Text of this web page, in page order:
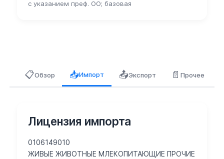
с указанием преф. ОО; базовая
📋Обзор 📥Импорт 📤Экспорт 📄Прочее
Лицензия импорта
0106149010
ЖИВЫЕ ЖИВОТНЫЕ МЛЕКОПИТАЮЩИЕ ПРОЧИЕ